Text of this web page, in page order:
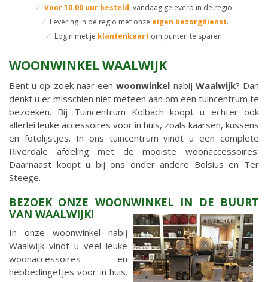
✓ Voor 10.00 uur besteld, vandaag geleverd in de regio.
✓ Levering in de regio met onze eigen bezorgdienst.
✓ Login met je klantenkaart om punten te sparen.
WOONWINKEL WAALWIJK
Bent u op zoek naar eenwoonwinkel nabij Waalwijk? Dan
denkt u er misschien niet meteen aan om een tuincentrum te
bezoeken. Bij Tuincentrum Kolbach koopt u echter ook
allerlei leuke accessoires voor in huis, zoals kaarsen, kussens
en fotolijstjes. In ons tuincentrum vindt u een complete
Riverdale afdeling met de mooiste woonaccessoires.
Daarnaast koopt u bij ons onder andere Bolsius en Ter
Steege.
BEZOEK ONZE WOONWINKEL IN DE BUURT
VAN WAALWIJK!
In onze woonwinkel nabij
Waalwijk vindt u veel leuke
woonaccessoires en
hebbedingetjes voor in huis.